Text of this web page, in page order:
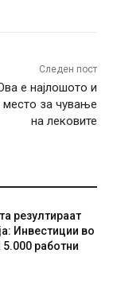
Следен пост
е најлошото и
место за чување
на лековите
резултираат
Инвестиции во
работни